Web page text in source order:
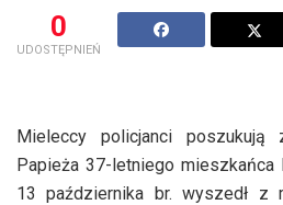
0
UDOSTĘPNIEŃ
Mieleccy policjanci poszukują
Papieża 37-letniego mieszkańca
13 października br. wyszedł z